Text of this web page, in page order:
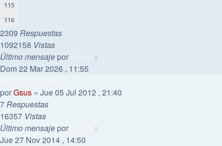
115
116
2309 Respuestas
1092158 Vistas
Último mensaje por
Dom 22 Mar 2026 , 11:55
porGsus » Jue 05 Jul 2012 , 21:40
7Respuestas
16357 Vistas
Último mensaje por
Jue 27 Nov 2014 , 14:50